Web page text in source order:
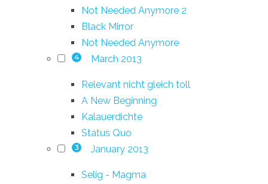
Not Needed Anymore 2
Black Mirror
Not Needed Anymore
4 March 2013
Relevant nicht gleich toll
A New Beginning
Kalauerdichte
Status Quo
3 January 2013
Selig - Magma